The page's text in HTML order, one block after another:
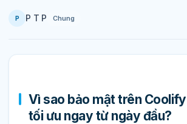
P P T P Chung
Vì sao bảo mật trên
tối ưu ngay từ ngày đầu?